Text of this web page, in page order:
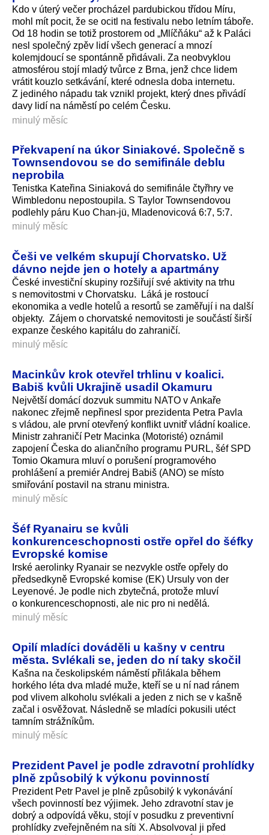
Kdo v úterý večer procházel pardubickou třídou Míru,
mohl mít pocit, že se ocitl na festivalu nebo letním táboře.
Od 18 hodin se totiž prostorem od „Mlíčňáku“ až k Paláci
nesl společný zpěv lidí všech generací a mnozí
kolemjdoucí se spontánně přidávali. Za neobvyklou
atmosférou stojí mladý tvůrce z Brna, jenž chce lidem
vrátit kouzlo setkávání, které odnesla doba internetu.
Z jediného nápadu tak vznikl projekt, který dnes přivádí
davy lidí na náměstí po celém Česku.
minulý měsíc
Překvapení na úkor Siniakové. Společně s
Townsendovou se do semifinále deblu
neprobila
Tenistka Kateřina Siniaková do semifinále čtyřhry ve
Wimbledonu nepostoupila. S Taylor Townsendovou
podlehly páru Kuo Chan-jü, Mladenovicová 6:7, 5:7.
minulý měsíc
Češi ve velkém skupují Chorvatsko. Už
dávno nejde jen o hotely a apartmány
České investiční skupiny rozšiřují své aktivity na trhu
s nemovitostmi v Chorvatsku. Láká je rostoucí
ekonomika a vedle hotelů a resortů se zaměřují i na další
objekty. Zájem o chorvatské nemovitosti je součástí širší
expanze českého kapitálu do zahraničí.
minulý měsíc
Macinkův krok otevřel trhlinu v koalici.
Babiš kvůli Ukrajině usadil Okamuru
Největší domácí dozvuk summitu NATO v Ankaře
nakonec zřejmě nepřinesl spor prezidenta Petra Pavla
s vládou, ale první otevřený konflikt uvnitř vládní koalice.
Ministr zahraničí Petr Macinka (Motoristé) oznámil
zapojení Česka do aliančního programu PURL, šéf SPD
Tomio Okamura mluví o porušení programového
prohlášení a premiér Andrej Babiš (ANO) se místo
smiřování postavil na stranu ministra.
minulý měsíc
Šéf Ryanairu se kvůli
konkurenceschopnosti ostře opřel do šéfky
Evropské komise
Irské aerolinky Ryanair se nezvykle ostře opřely do
předsedkyně Evropské komise (EK) Ursuly von der
Leyenové. Je podle nich zbytečná, protože mluví
o konkurences­chopnosti, ale nic pro ni nedělá.
minulý měsíc
Opilí mladíci dováděli u kašny v centru
města. Svlékali se, jeden do ní taky skočil
Kašna na českolipském náměstí přilákala během
horkého léta dva mladé muže, kteří se u ní nad ránem
pod vlivem alkoholu svlékali a jeden z nich se v kašně
začal i osvěžovat. Následně se mladíci pokusili utéct
tamním strážníkům.
minulý měsíc
Prezident Pavel je podle zdravotní prohlídky
plně způsobilý k výkonu povinností
Prezident Petr Pavel je plně způsobilý k vykonávání
všech povinností bez výjimek. Jeho zdravotní stav je
dobrý a odpovídá věku, stojí v posudku z preventivní
prohlídky zveřejněném na síti X. Absolvoval ji před